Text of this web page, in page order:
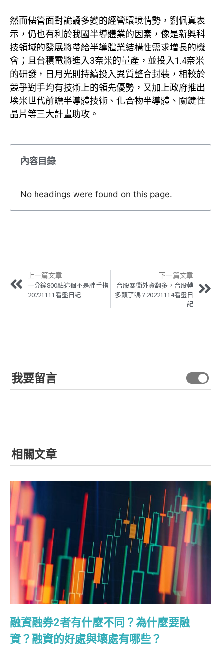
然而儘管面對詭譎多變的經營環境情勢，劉佩真表
示，仍也有利於我國半導體業的因素，像是新興科
技領域的發展將帶給半導體業結構性需求增長的機
會；且台積電將進入3奈米的量產，並投入1.4奈米
的研發，日月光則持續投入異質整合封裝，相較於
競爭對手均有技術上的領先優勢，又加上政府推出
埃米世代前瞻半導體技術、化合物半導體、關鍵性
晶片等三大計畫助攻。
內容目錄
No headings were found on this page.
上一篇文章
一分鐘800點這個不是胖手指
20221111看盤日記
下一篇文章
台股暴衝外資翻多，台股轉
多頭了嗎 ? 20221114看盤日
記
我要留言
相關文章
融資融券2者有什麼不同？為什麼要融
資？融資的好處與壞處有哪些？